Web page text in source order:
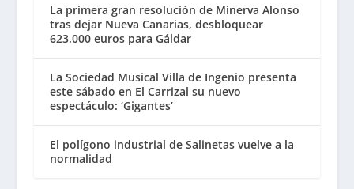
La primera gran resolución de Minerva Alonso
tras dejar Nueva Canarias, desbloquear
623.000 euros para Gáldar
La Sociedad Musical Villa de Ingenio presenta
este sábado en El Carrizal su nuevo
espectáculo: ‘Gigantes’
El polígono industrial de Salinetas vuelve a la
normalidad